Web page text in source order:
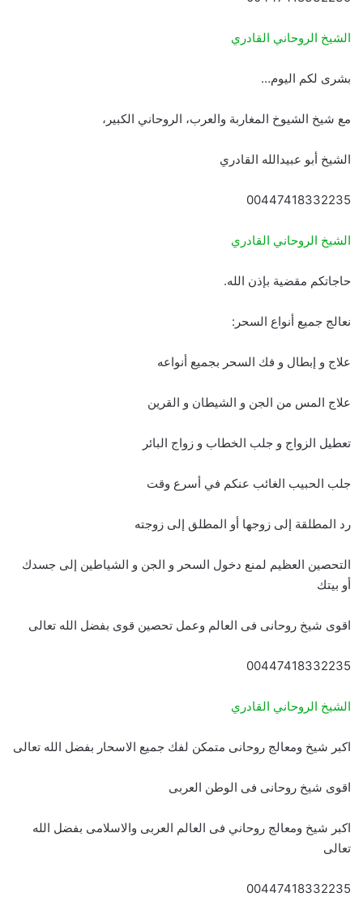
الشيخ الروحاني القادري
بشرى لكم اليوم…
مع شيخ الشيوخ المغاربة والعرب، الروحاني الكبير،
الشيخ أبو عبيدالله القادري
00447418332235
الشيخ الروحاني القادري
حاجاتكم مقضية بإذن الله.
نعالج جميع أنواع السحر:
علاج و إبطال و فك السحر بجميع أنواعه
علاج المس من الجن و الشيطان و القرين
تعطيل الزواج و جلب الخطاب و زواج البائر
جلب الحبيب الغائب عنكم في أسرع وقت
رد المطلقة إلى زوجها أو المطلق إلى زوجته
التحصين العظيم لمنع دخول السحر و الجن و الشياطين إلى جسدك
أو بيتك
اقوى شيخ روحانى فى العالم وعمل تحصين قوى بفضل الله تعالى
00447418332235
الشيخ الروحاني القادري
اكبر شيخ ومعالج روحانى متمكن لفك جميع الاسحار بفضل الله تعالى
اقوى شيخ روحانى فى الوطن العربى
اكبر شيخ ومعالج روحاني فى العالم العربى والاسلامى بفضل الله
تعالى
00447418332235